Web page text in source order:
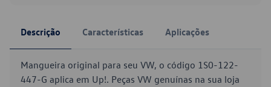
Descrição Características Aplicações
Mangueira original para seu VW, o código 1S0-122-
447-G aplica em Up!. Peças VW genuínas na sua loja